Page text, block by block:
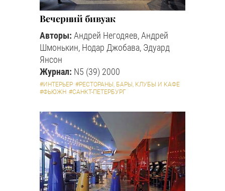
Вечерний бивуак
Авторы: Андрей Негодяев, Андрей
Шмонькин, Нодар Джобава, Эдуард
Янсон
Журнал: N5 (39) 2000
#ИНТЕРЬЕР #РЕСТОРАНЫ, БАРЫ, КЛУБЫ И КАФЕ
#ФЬЮЖН #САНКТ-ПЕТЕРБУРГ